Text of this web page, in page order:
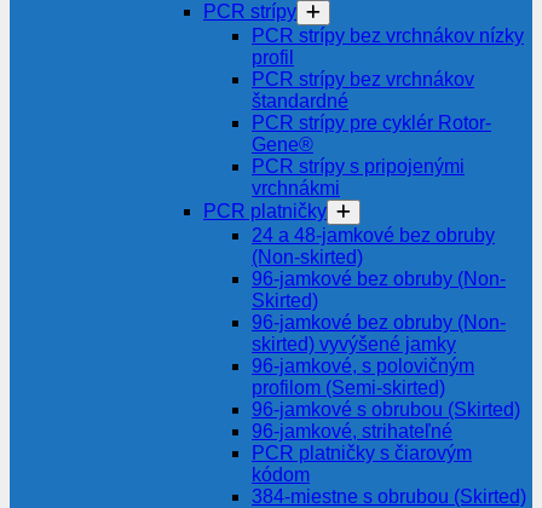
PCR strípy
PCR strípy bez vrchnákov nízky
profil
PCR strípy bez vrchnákov
štandardné
PCR strípy pre cyklér Rotor-
Gene®
PCR strípy s pripojenými
vrchnákmi
PCR platničky
24 a 48-jamkové bez obruby
(Non-skirted)
96-jamkové bez obruby (Non-
Skirted)
96-jamkové bez obruby (Non-
skirted) vyvýšené jamky
96-jamkové, s polovičným
profilom (Semi-skirted)
96-jamkové s obrubou (Skirted)
96-jamkové, strihateľné
PCR platničky s čiarovým
kódom
384-miestne s obrubou (Skirted)